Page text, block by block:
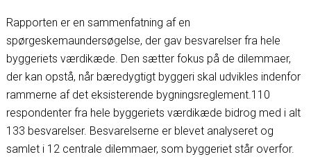
Rapporten er en sammenfatning af en
spørgeskemaundersøgelse, der gav besvarelser fra hele
byggeriets værdikæde. Den sætter fokus på de dilemmaer,
der kan opstå, når bæredygtigt byggeri skal udvikles indenfor
rammerne af det eksisterende bygningsreglement.110
respondenter fra hele byggeriets værdikæde bidrog med i alt
133 besvarelser. Besvarelserne er blevet analyseret og
samlet i 12 centrale dilemmaer, som byggeriet står overfor.